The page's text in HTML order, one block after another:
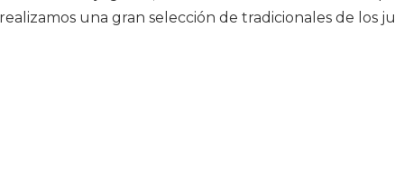
una gran selección de tradicionales de los